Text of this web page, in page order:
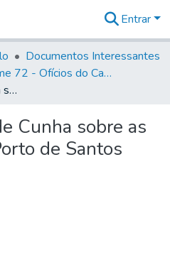
na
Entrar
Documentos Interessantes
Volume 72 - Ofícios do Capitão General D. Luis Antonio de Souza Botelho Mourão (Morgado de Matheus): 1765-1766
Carta ao Conde de Cunha sobre as fortificações do Porto de Santos
Cunha sobre as
de Santos